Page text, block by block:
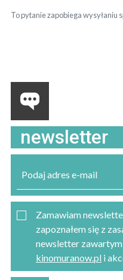
To pytanie zapobiega wysyłaniu
newsletter
Zamawiam
zapoznałem się z
newsletter
kinomuranow.pl i